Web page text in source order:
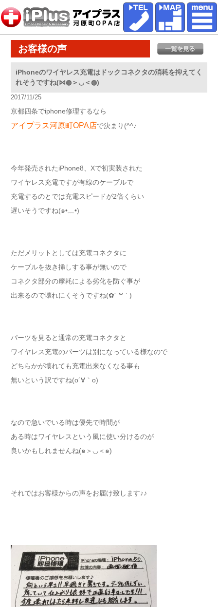
お客様の声
iPhoneのワイヤレス充電はドックコネクタの消耗を抑えてく
れそうですね(⋈◍＞◡＜◍)
2017/11/25
京都四条でiphone修理するなら
アイプラス河原町OPA店で決まり(^^♪
今年発売されたiPhone8、Xで初実装された
ワイヤレス充電ですが有線のケーブルで
充電するのとでは充電スピードが2倍くらい
遅いそうですね(๑•﹏•)
ただメリットとしては充電コネクタに
ケーブルを抜き挿しする事が無いので
コネクタ部分の摩耗による劣化を防ぐ事が
出来るので壊れにくそうですね(✿´ ꒳ ` )
パーツを見ると通常の充電コネクタと
ワイヤレス充電のパーツは別になっている様なので
どちらかが壊れても充電出来なくなる事も
無いという訳ですね(o´∀｀o)
なので急いでいる時は優先で時間が
ある時はワイヤレスという風に使い分けるのが
良いかもしれませんね(๑＞◡＜๑)
それではお客様からの声をお届け致します♪♪